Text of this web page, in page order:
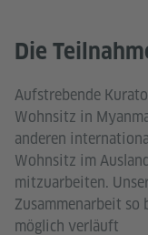
Die
Aufstrebende
Wohnsitz in
anderen
Wohnsitz im
mitzuarbeiten.
Zusammenarbeit
möglich verläuft